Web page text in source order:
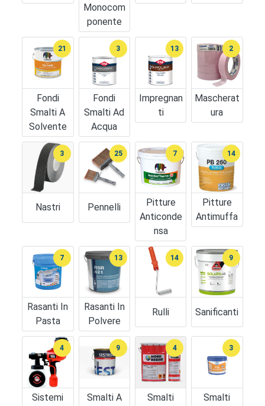
Monocom
Ponente
Fondi
Smalti A
Solvente
21
Fondi
Smalti Ad
Acqua
3
Impregnan
Ti
13
Mascherat
Ura
2
Nastri
3
Pennelli
25
Pitture
Anticonde
Nsa
7
Pitture
Antimuffa
14
Rasanti In
Pasta
7
Rasanti In
Polvere
13
Rulli
14
Sanificanti
9
Sistemi
4
Smalti A
9
Smalti
4
Smalti
3